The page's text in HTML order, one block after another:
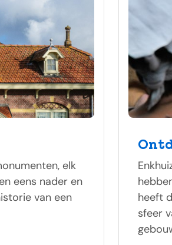
elk
eens nader en
van een
heeft
sfeer